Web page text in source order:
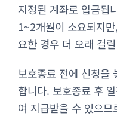
지정된 계좌로 입금됩
1~2개월이 소요되지
요한 경우 더 오래 걸
보호종료 전에 신청을
합니다. 보호종료 후
여 지급받을 수 있으